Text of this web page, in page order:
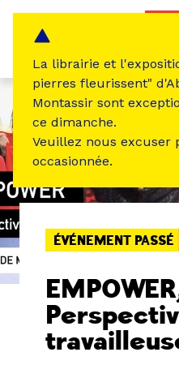
ÉVÉNEMENT PASSÉ
La librairie et
pierres fleurissent"
Montassir sont
ce dimanche.
Veuillez nous excuser
occasionnée.
Panneau de gestion des